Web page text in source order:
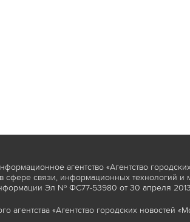
агентство «Агентство
связи, информационных технологий и
Эл № ФС77-53980 от 30 апреля
агентства «Агентство городских новостей